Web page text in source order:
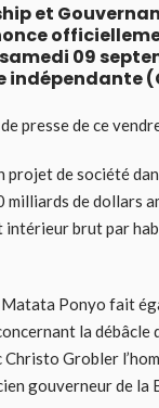
et
09
indépendante
presse de ce
projet de société
de dollars
intérieur brut par
Ponyo fait
la débâcle
Grobler
gouverneur de la